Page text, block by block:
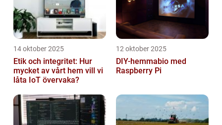
14 oktober 2025
Etik och integritet: Hur
mycket av vårt hem vill vi
låta IoT övervaka?
12 oktober 2025
DIY-hemmabio med
Raspberry Pi